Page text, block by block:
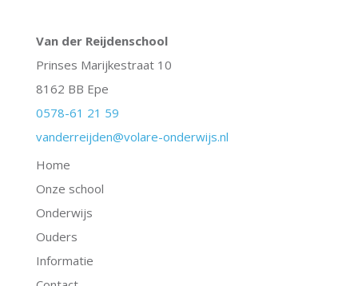
Van der Reijdenschool
Prinses Marijkestraat 10
8162 BB Epe
0578-61 21 59
vanderreijden@volare-onderwijs.nl
Home
Onze school
Onderwijs
Ouders
Informatie